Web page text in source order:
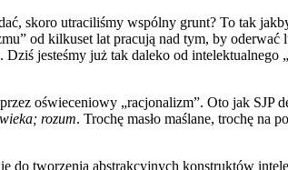
skoro utraciliśmy wspólny grunt? To tak
od kilkuset lat pracują nad tym, by
jesteśmy już tak daleko od intelektualnego
oświeceniowy „racjonalizm”. Oto jak SJP
rozum. Trochę masło maślane, trochę na
tworzenia abstrakcyjnych konstruktów